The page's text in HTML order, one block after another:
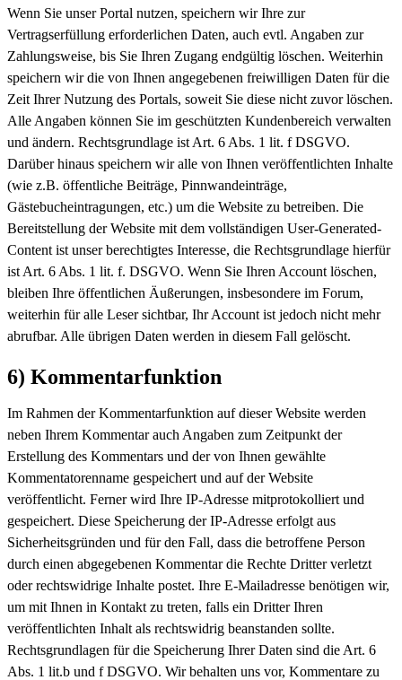
Wenn Sie unser Portal nutzen, speichern wir Ihre zur
Vertragserfüllung erforderlichen Daten, auch evtl. Angaben zur
Zahlungsweise, bis Sie Ihren Zugang endgültig löschen. Weiterhin
speichern wir die von Ihnen angegebenen freiwilligen Daten für die
Zeit Ihrer Nutzung des Portals, soweit Sie diese nicht zuvor löschen.
Alle Angaben können Sie im geschützten Kundenbereich verwalten
und ändern. Rechtsgrundlage ist Art. 6 Abs. 1 lit. f DSGVO.
Darüber hinaus speichern wir alle von Ihnen veröffentlichten Inhalte
(wie z.B. öffentliche Beiträge, Pinnwandeinträge,
Gästebucheintragungen, etc.) um die Website zu betreiben. Die
Bereitstellung der Website mit dem vollständigen User-Generated-
Content ist unser berechtigtes Interesse, die Rechtsgrundlage hierfür
ist Art. 6 Abs. 1 lit. f. DSGVO. Wenn Sie Ihren Account löschen,
bleiben Ihre öffentlichen Äußerungen, insbesondere im Forum,
weiterhin für alle Leser sichtbar, Ihr Account ist jedoch nicht mehr
abrufbar. Alle übrigen Daten werden in diesem Fall gelöscht.
6) Kommentarfunktion
Im Rahmen der Kommentarfunktion auf dieser Website werden
neben Ihrem Kommentar auch Angaben zum Zeitpunkt der
Erstellung des Kommentars und der von Ihnen gewählte
Kommentatorenname gespeichert und auf der Website
veröffentlicht. Ferner wird Ihre IP-Adresse mitprotokolliert und
gespeichert. Diese Speicherung der IP-Adresse erfolgt aus
Sicherheitsgründen und für den Fall, dass die betroffene Person
durch einen abgegebenen Kommentar die Rechte Dritter verletzt
oder rechtswidrige Inhalte postet. Ihre E-Mailadresse benötigen wir,
um mit Ihnen in Kontakt zu treten, falls ein Dritter Ihren
veröffentlichten Inhalt als rechtswidrig beanstanden sollte.
Rechtsgrundlagen für die Speicherung Ihrer Daten sind die Art. 6
Abs. 1 lit.b und f DSGVO. Wir behalten uns vor, Kommentare zu